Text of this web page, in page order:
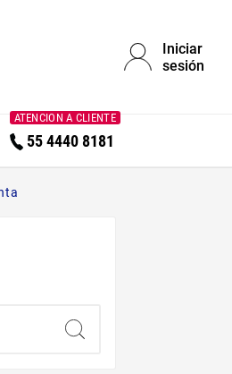
Iniciar
sesión
55 4440 8181
ATENCION A CLIENTE